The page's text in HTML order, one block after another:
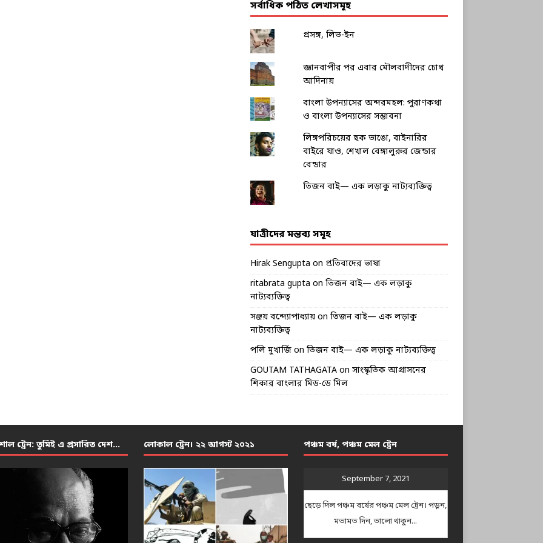
সর্বাধিক পঠিত লেখাসমূহ
প্রসঙ্গ, লিভ-ইন
জ্ঞানবাপীর পর এবার মৌলবাদীদের চোখ
আদিনায়
বাংলা উপন্যাসের অন্দরমহল: পুরাণকথা
ও বাংলা উপন্যাসের সম্ভাবনা
লিঙ্গপরিচয়ের ছক ভাঙো, বাইনারির
বাইরে যাও, শেখাল বেঙ্গালুরুর জেন্ডার
বেন্ডার
তিজন বাই— এক লড়াকু নাট্যব্যক্তিত্ব
যাত্রীদের মন্তব্য সমূহ
Hirak Sengupta on প্রতিবাদের ভাষা
ritabrata gupta on তিজন বাই— এক লড়াকু
নাট্যব্যক্তিত্ব
সঞ্জয় বন্দ্যোপাধ্যায়on তিজন বাই— এক লড়াকু
নাট্যব্যক্তিত্ব
পলি মুখার্জিon তিজন বাই— এক লড়াকু নাট্যব্যক্তিত্ব
GOUTAM TATHAGATAon সাংস্কৃতিক আগ্রাসনের
শিকার বাংলার মিড-ডে মিল
ট্রেন: তুমিই এ প্রসারিত দেশ… লোকাল ট্রেন। ২২ আগস্ট ২০২১ পঞ্চম বর্ষ, পঞ্চম মেল ট্রেন
September 7, 2021
ছেড়ে দিল পঞ্চম বর্ষের পঞ্চম মেল ট্রেন। পড়ুন,
মতামত দিন, ভালো থাকুন...